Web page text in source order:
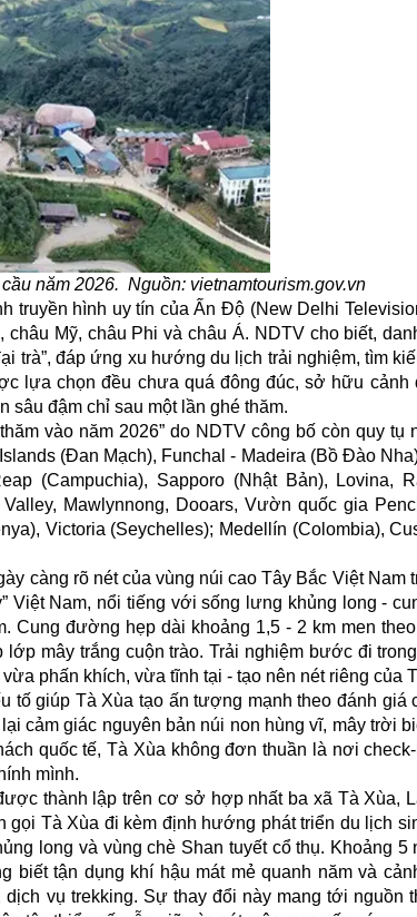
năm 2026. Nguồn: vietnamtourism.gov.vn
truyền hình uy tín của Ấn Độ (New Delhi
Mỹ, châu Phi và châu Á. NDTV cho biết,
trà”, đáp ứng xu hướng du lịch trải nghiệm, tìm
lựa chọn đều chưa quá đông đúc, sở hữu cảnh
sâu đậm chỉ sau một lần ghé thăm.
vào năm 2026” do NDTV công bố còn quy tụ
(Đan Mạch), Funchal - Madeira (Bồ Đào
(Campuchia), Sapporo (Nhật Bản), Lovina,
Mawlynnong, Dooars, Vườn quốc gia
Victoria (Seychelles); Medellín (Colombia),
càng rõ nét của vùng núi cao Tây Bắc Việt Nam
Việt Nam, nổi tiếng với sống lưng khủng long -
Cung đường hẹp dài khoảng 1,5 - 2 km men
mây trắng cuộn trào. Trải nghiệm bước đi
phấn khích, vừa tĩnh tại - tạo nên nét riêng của
giúp Tà Xùa tạo ấn tượng mạnh theo đánh giá
cảm giác nguyên bản núi non hùng vĩ, mây trời
quốc tế, Tà Xùa không đơn thuần là nơi
mình.
thành lập trên cơ sở hợp nhất ba xã Tà Xùa,
Tà Xùa đi kèm định hướng phát triển du lịch
long và vùng chè Shan tuyết cổ thụ. Khoảng 5
tận dụng khí hậu mát mẻ quanh năm và
vụ trekking. Sự thay đổi này mang tới nguồn